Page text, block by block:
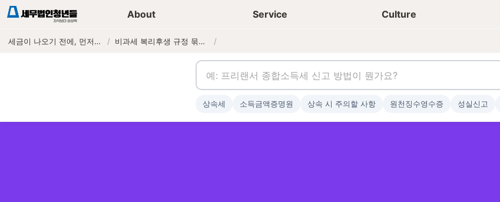
About Service Culture
세금이 나오기 전에, 먼저 연락하는 세무법인 / 비과세 복리후생 규정 묶음 정비 — 학자금·경조금·여비교통비를 한 번에 세팅하기 /
세무가이드 콘텐츠 기장상담신청 청년들 일상
상속세 소득금액증명원 상속 시 주의할 사항 원천징수영수증 성실신고